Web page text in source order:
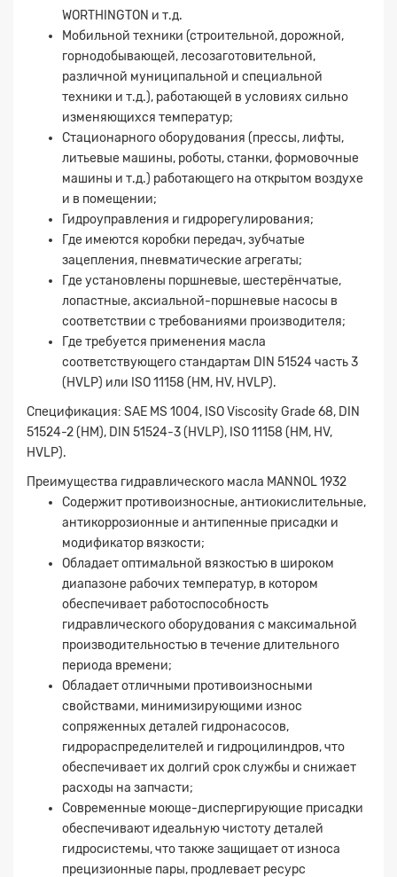
WORTHINGTON и т.д.
Мобильной техники (строительной, дорожной,
горнодобывающей, лесозаготовительной,
различной муниципальной и специальной
техники и т.д.), работающей в условиях сильно
изменяющихся температур;
Стационарного оборудования (прессы, лифты,
литьевые машины, роботы, станки, формовочные
машины и т.д.) работающего на открытом воздухе
и в помещении;
Гидроуправления и гидрорегулирования;
Где имеются коробки передач, зубчатые
зацепления, пневматические агрегаты;
Где установлены поршневые, шестерёнчатые,
лопастные, аксиальной-поршневые насосы в
соответствии с требованиями производителя;
Где требуется применения масла
соответствующего стандартам DIN 51524 часть 3
(HVLP) или ISO 11158 (HM, HV, HVLP).
Спецификация: SAE MS 1004, ISO Viscosity Grade 68, DIN
51524-2 (HM), DIN 51524-3 (HVLP), ISO 11158 (HM, HV,
HVLP).
Преимущества гидравлического масла MANNOL 1932
Содержит противоизносные, антиокислительные,
антикоррозионные и антипенные присадки и
модификатор вязкости;
Обладает оптимальной вязкостью в широком
диапазоне рабочих температур, в котором
обеспечивает работоспособность
гидравлического оборудования с максимальной
производительностью в течение длительного
периода времени;
Обладает отличными противоизносными
свойствами, минимизирующими износ
сопряженных деталей гидронасосов,
гидрораспределителей и гидроцилиндров, что
обеспечивает их долгий срок службы и снижает
расходы на запчасти;
Современные моюще-диспергирующие присадки
обеспечивают идеальную чистоту деталей
гидросистемы, что также защищает от износа
прецизионные пары, продлевает ресурс
Заявка на расчет